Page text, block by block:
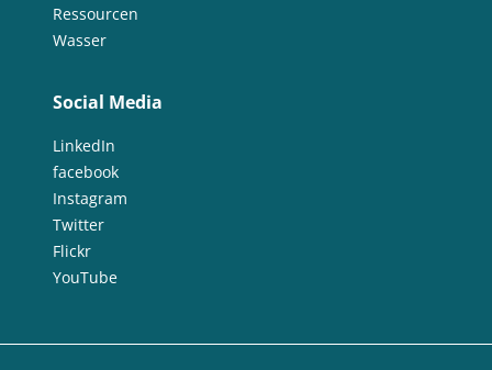
Ressourcen
Wasser
Social Media
LinkedIn
facebook
Instagram
Twitter
Flickr
YouTube